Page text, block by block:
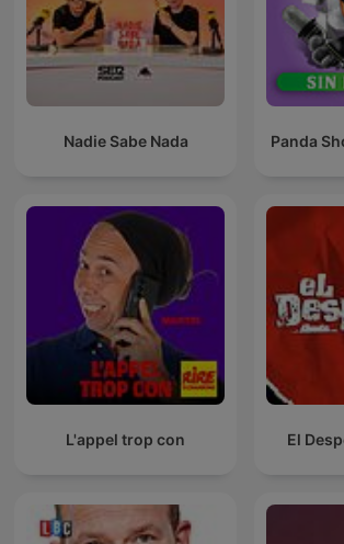
Nadie Sabe Nada Panda
L'appel trop con El